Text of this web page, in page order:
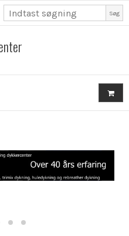
Søg